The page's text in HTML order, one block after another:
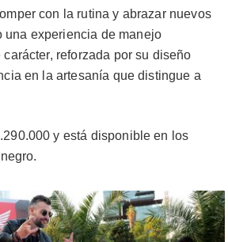
con la rutina y abrazar nuevos
una experiencia de manejo
reforzada por su diseño
en la artesanía que distingue a
y está disponible en los